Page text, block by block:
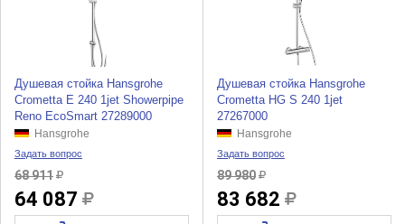
Душевая стойка Hansgrohe
Crometta E 240 1jet Showerpipe
Reno EcoSmart 27289000
Hansgrohe
Задать вопрос
68 911
64 087
Душевая стойка Hansgrohe
Crometta HG S 240 1jet
27267000
Hansgrohe
Задать вопрос
89 980
83 682